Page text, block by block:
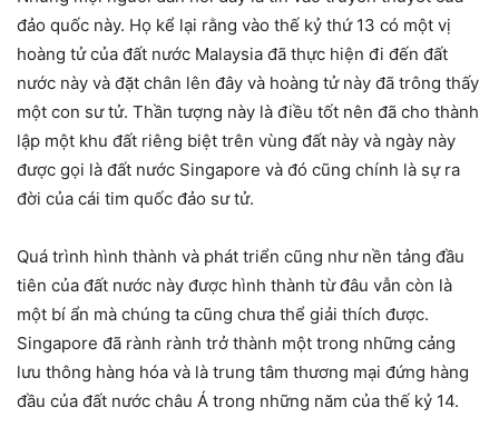
đảo quốc này. Họ kể lại rằng vào thế kỷ thứ 13 có một vị
hoàng tử của đất nước Malaysia đã thực hiện đi đến đất
nước này và đặt chân lên đây và hoàng tử này đã trông thấy
một con sư tử. Thần tượng này là điều tốt nên đã cho thành
lập một khu đất riêng biệt trên vùng đất này và ngày này
được gọi là đất nước Singapore và đó cũng chính là sự ra
đời của cái tim quốc đảo sư tử.
Quá trình hình thành và phát triển cũng như nền tảng đầu
tiên của đất nước này được hình thành từ đâu vẫn còn là
một bí ẩn mà chúng ta cũng chưa thể giải thích được.
Singapore đã rành rành trở thành một trong những cảng
lưu thông hàng hóa và là trung tâm thương mại đứng hàng
đầu của đất nước châu Á trong những năm của thế kỷ 14.